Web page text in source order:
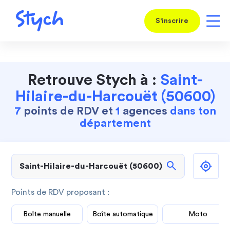
S'inscrire
Retrouve Stych à : Saint-
Hilaire-du-Harcouët (50600)
7 points de RDV et 1 agences dans ton
département
search
Points de RDV proposant :
Boîte manuelle Boîte automatique Moto